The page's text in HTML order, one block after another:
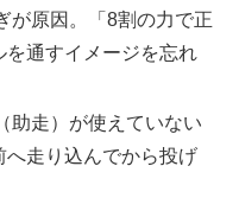
が原因。「8割の力で正
通すイメージを忘れ
助走）が使えていない
走り込んでから投げ